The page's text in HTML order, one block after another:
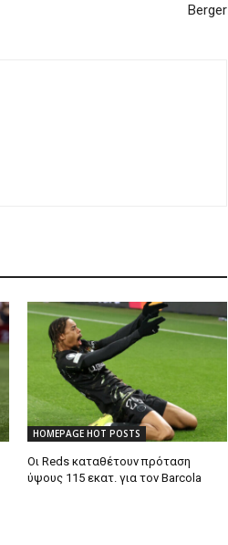
Berger
HOMEPAGE HOT POSTS
Οι Reds καταθέτουν πρόταση
ύψους 115 εκατ. για τον Barcola